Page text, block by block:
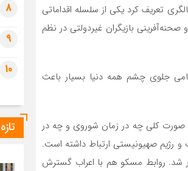
تعریف کرد یکی از سلسله اقداماتی
بازیگران غیردولتی در نظم
جلوی چشم همه دنیا بسیار باعث
صورت کلی چه در زمان شوروی و چه در
رژیم صهیونیستی ارتباط داشته است.
شد. روابط مسکو هم با اعراب گسترش
8
9
10